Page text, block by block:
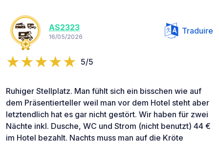
AS2323
16/05/2026
Traduire
5/5
Ruhiger Stellplatz. Man fühlt sich ein bisschen wie auf
dem Präsentierteller weil man vor dem Hotel steht aber
letztendlich hat es gar nicht gestört. Wir haben für zwei
Nächte inkl. Dusche, WC und Strom (nicht benutzt) 44 €
im Hotel bezahlt. Nachts muss man auf die Kröte